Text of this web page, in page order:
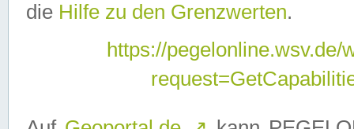
die Hilfe zu den Grenzwerten.
https://